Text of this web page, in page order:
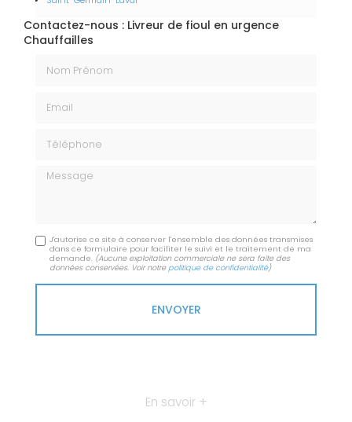
Contactez-nous : Livreur de fioul en urgence
Chauffailles
Message
J'autorise ce site à conserver l'ensemble des données transmises
dans ce formulaire pour faciliter le suivi et le traitement de ma
demande. (Aucune exploitation commerciale ne sera faite des
données conservées. Voir notre politique de confidentialité)
En savoir +